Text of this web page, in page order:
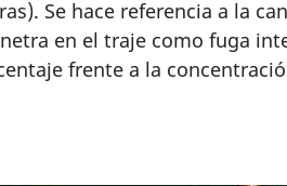
Se hace referencia a la
en el traje como fuga
frente a la